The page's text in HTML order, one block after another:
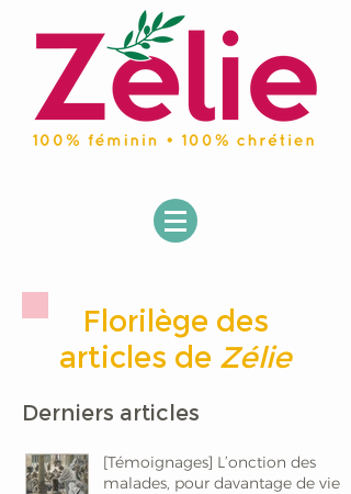
Florilège des
articles de Zélie
Derniers articles
[Témoignages] L’onction des
malades, pour davantage de vie